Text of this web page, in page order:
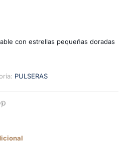
con estrellas pequeñas doradas
PULSERAS